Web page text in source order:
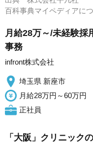
百科事典マイペディア
月給28万～/未経験採
事務
infront株式会社
埼玉県 新座市
月給28万円～60万円
正社員
「大阪」クリニック